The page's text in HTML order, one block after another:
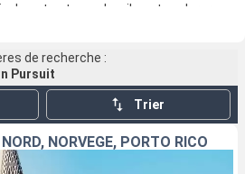
et automnales, il peut explorer
et l'Arctique.
de recherche :
Pursuit
Trier
NORVÈGE, PORTO RICO